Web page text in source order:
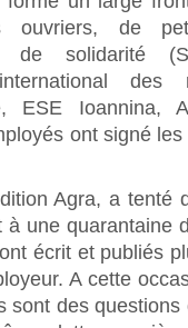
ouvriers, de
de solidarité
international
ESE Ioannina,
ont signé
Agra, a
à une quarantaine
écrit et publiés
A cette
sont des